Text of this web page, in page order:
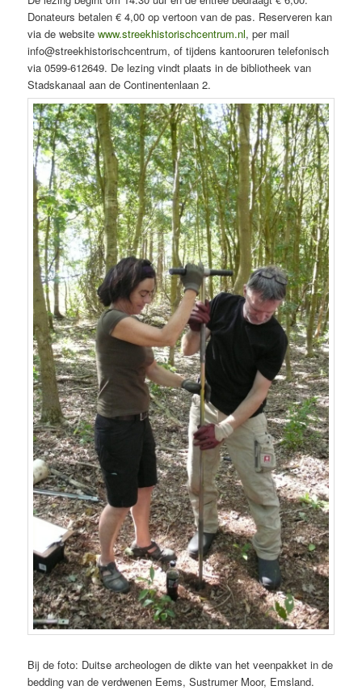
Donateurs betalen € 4,00 op vertoon van de pas. Reserveren kan
via de websitewww.streekhistorischcentrum.nl, per mail
info@streekhistorischcentrum, of tijdens kantooruren telefonisch
via 0599-612649. De lezing vindt plaats in de bibliotheek van
Stadskanaal aan de Continentenlaan 2.
Bij de foto: Duitse archeologen de dikte van het veenpakket in de
bedding van de verdwenen Eems, Sustrumer Moor, Emsland.